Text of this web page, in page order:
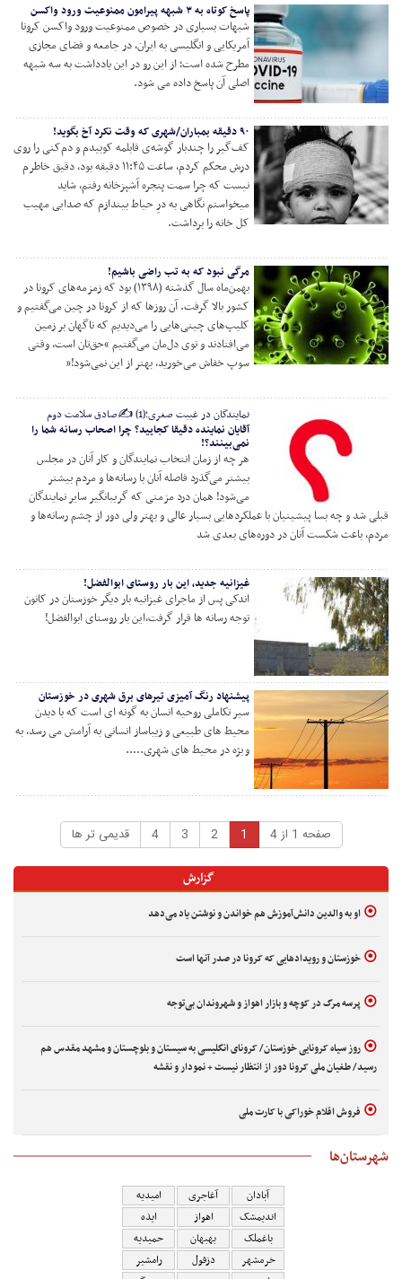
پاسخ کوتاه به ۳ شبهه پیرامون ممنوعیت ورود واکسن
شبهات بسیاری در خصوص ممنوعیت ورود واکسن کرونا
آمریکایی و انگلیسی به ایران، در جامعه و فضای مجازی
مطرح شده است؛ از این رو در این یادداشت به سه شبهه
اصلی آن پاسخ داده می شود.
۹۰ دقیقه بمباران/شهری که وقت نکرد آخ بگوید!
کف‌گیر را چندبار گوشه‌ی قابلمه کوبیدم و دم‌کنی را روی
درش محکم کردم، ساعت ۱۱:۴۵ دقیقه بود، دقیق خاطرم
نیست که چرا سمت پنجره آشپزخانه رفتم، شاید
میخواستم نگاهی به درِ حیاط بیندازم که صدایی مهیب
کل خانه را برداشت.
مرگی نبود که به تب راضی باشیم!
بهمن‌ماه سال گذشته (۱۳۹۸) بود که زمزمه‌های کرونا در
کشور بالا گرفت. آن روزها که از کرونا در چین می‌گفتیم و
کلیپ‌های چینی‌هایی را می‌دیدیم که ناگهان بر زمین
می‌افتادند و توی دل‌مان می‌گفتیم “حق‌تان است، وقتی
سوپ خفاش می‌خورید، بهتر از این نمی‌شود!”
نمایندگان در غیبت صغری؛(1) ✍️صادق سلامت دوم
آقایان نماینده دقیقا کجایید؟ چرا اصحاب رسانه شما را
نمی‌بینند؟!
هر چه از زمان انتخاب نمایندگان و کار آنان در مجلس
بیشتر می‌گذرد فاصله آنان با رسانه‌ها و مردم بیشتر
می‌شود! همان درد مزمنی که گریبانگیر سایر نمایندگان
قبلی شد و چه بسا پیشینیان با عملکردهایی بسیار عالی و بهتر ولی دور از چشم رسانه‌ها و
مردم، باعث شکست آنان در دوره‌های بعدی شد
غیزانیه جدید، این بار روستای ابوالفضل!
اندکی پس از ماجرای غیزانیه بار دیگر خوزستان در کانون
توجه رسانه ها قرار گرفت،این بار روستای ابوالفضل!
پیشنهاد رنگ آمیزی تیرهای برق شهری در خوزستان
سیر تکاملی روحیه انسان به گونه ای است که با دیدن
محیط های طبیعی و زیباساز انسانی به آرامش می رسد، به
ویژه در محیط های شهری…..
صفحه 1 از 4 1
2
3
4 قدیمی تر ها
گزارش
او به والدین دانش‌آموزش هم خواندن و نوشتن یاد می‌دهد
خوزستان و رویدادهایی که کرونا در صدر آنها است
پرسه مرگ در کوچه و بازار اهواز و شهروندان بی‌توجه
روز سیاه کرونایی خوزستان/ کرونای انگلیسی به سیستان و بلوچستان و مشهد مقدس هم
رسید/ طغیان ملی کرونا دور از انتظار نیست + نمودار و نقشه
فروش اقلام خوراکی با کارت ملی
شهرستان‌ها
آبادان آغاجری
امیدیه
اندیمشک
اهواز
ایذه
باغملک
بهبهان
حمیدیه
خرمشهر
دزفول
رامشیر